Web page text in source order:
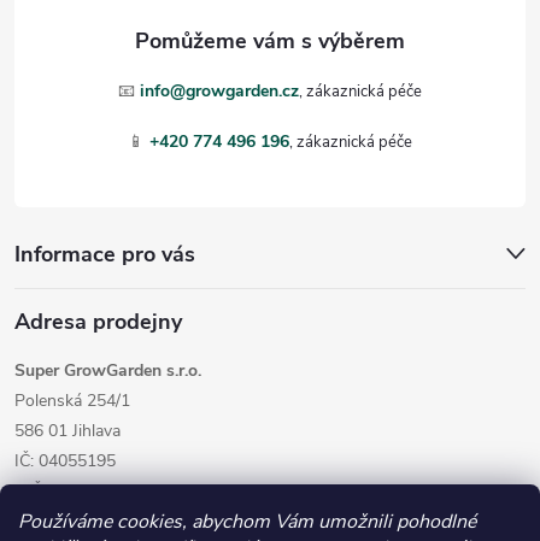
Používáme cookies, abychom Vám umožnili pohodlné
📧 info@growgarden.cz
📱 +420 774 496 196
Informace pro vás
Adresa prodejny
Super GrowGarden s.r.o.
Polenská 254/1
586 01 Jihlava
IČ: 04055195
DIČ: CZ04055195